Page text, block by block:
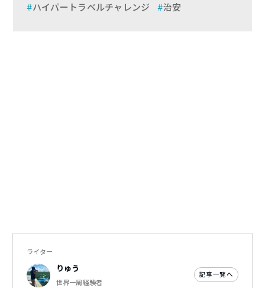
ハイパートラベルチャレンジ 治安
ライター
りゅう
世界一周経験者
記事一覧へ